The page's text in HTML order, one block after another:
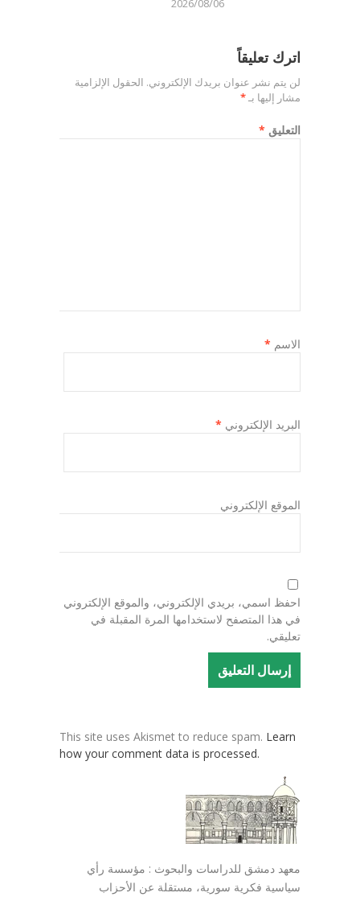
2026/08/06
اترك تعليقاً
لن يتم نشر عنوان بريدك الإلكتروني. الحقول الإلزامية
مشار إليها بـ*
التعليق *
الاسم *
البريد الإلكتروني *
الموقع الإلكتروني
احفظ اسمي، بريدي الإلكتروني، والموقع الإلكتروني
في هذا المتصفح لاستخدامها المرة المقبلة في
تعليقي.
This site uses Akismet to reduce spam. Learn
how your comment data is processed.
معهد دمشق للدراسات والبحوث : مؤسسة رأي
سياسية فكرية سورية، مستقلة عن الأحزاب